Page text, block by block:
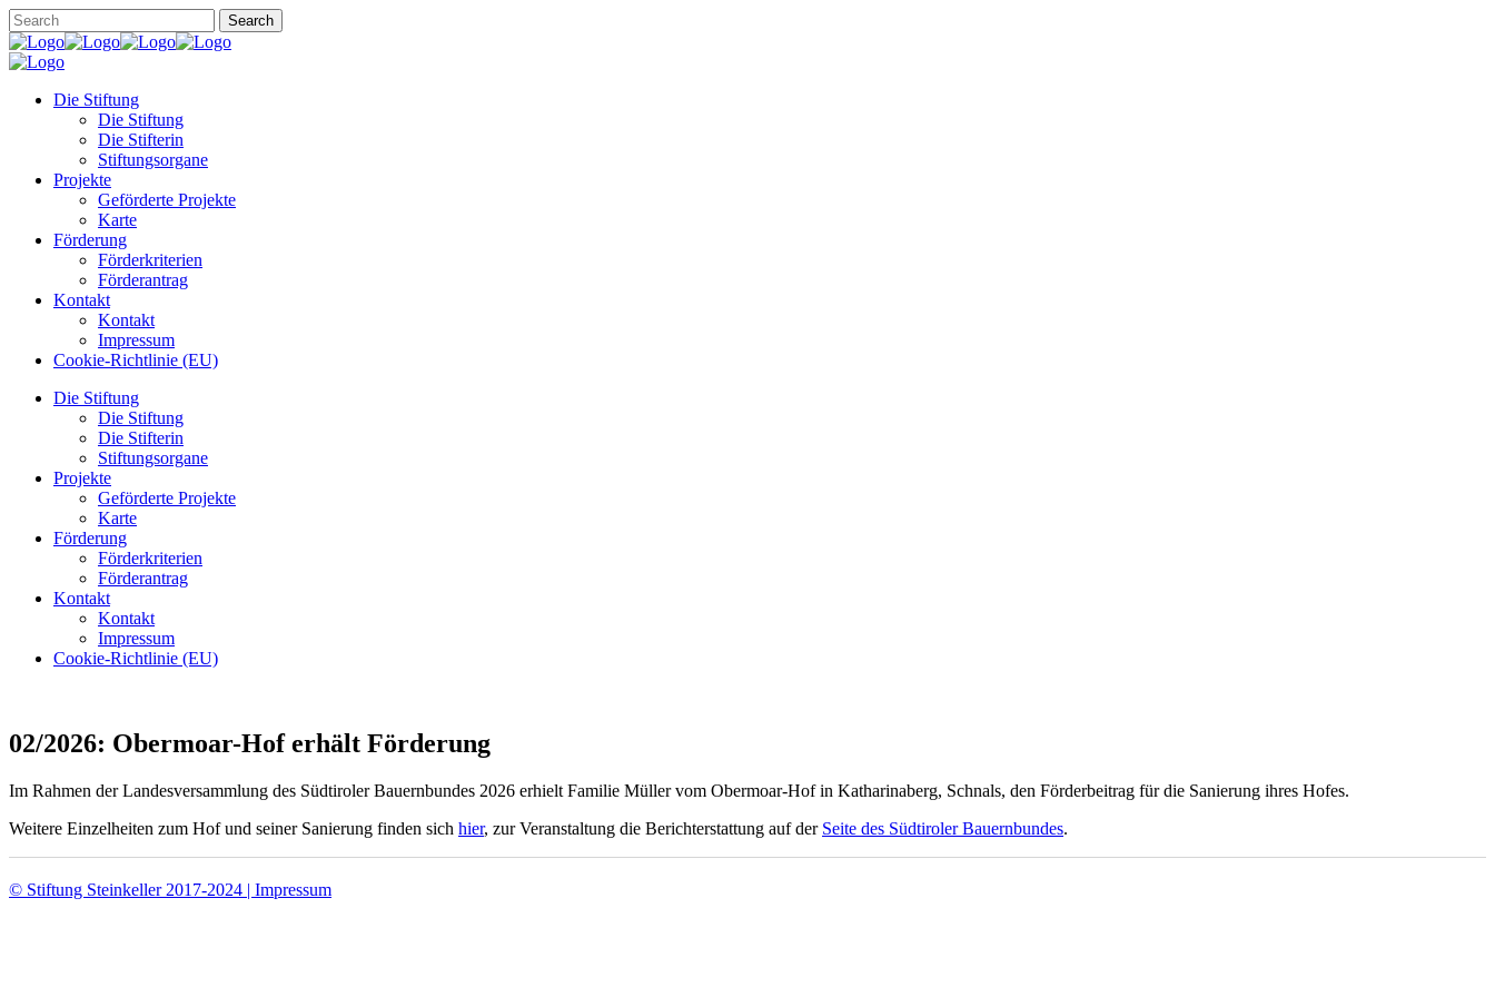
Die Stiftung
Die Stiftung
Die Stifterin
Stiftungsorgane
Projekte
Geförderte Projekte
Karte
Förderung
Förderkriterien
Förderantrag
Kontakt
Kontakt
Impressum
Cookie-Richtlinie (EU)
Die Stiftung
Die Stiftung
Die Stifterin
Stiftungsorgane
Projekte
Geförderte Projekte
Karte
Förderung
Förderkriterien
Förderantrag
Kontakt
Kontakt
Impressum
Cookie-Richtlinie (EU)
02/2026: Obermoar-Hof erhält Förderung
Im Rahmen der Landesversammlung des Südtiroler Bauernbundes 2026 erhielt Familie Müller vom Obermoar-Hof in Katharinaberg, Schnals, den Förderbeitrag für die Sanierung ihres Hofes.
Weitere Einzelheiten zum Hof und seiner Sanierung finden sich hier, zur Veranstaltung die Berichterstattung auf der Seite des Südtiroler Bauernbundes.
© Stiftung Steinkeller 2017-2024 | Impressum